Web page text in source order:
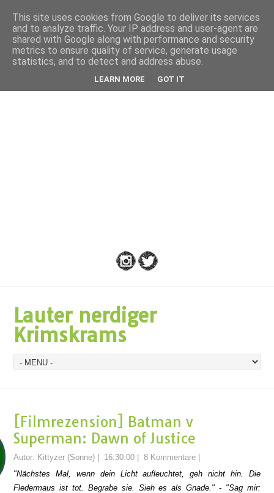
Back
Down
Lauter nerdiger
Krimskrams
[Filmrezension] Batman v
Superman: Dawn of Justice
Autor: Kittyzer (Sonne) 16:30:00 |8 Kommentare
"Nächstes Mal, wenn dein Licht aufleuchtet, geh nicht hin. Die
Fledermaus ist tot. Begrabe sie. Sieh es als Gnade." - "Sag mir:
This site uses cookies from Google to deliver its services
and to analyze traffic. Your IP address and user-agent are
shared with Google along with performance and security
metrics to ensure quality of service, generate usage
statistics, and to detect and address abuse.
LEARN MORE GOT IT